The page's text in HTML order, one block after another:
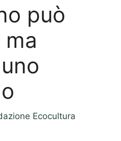
può
Ecocultura